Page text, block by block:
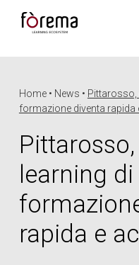
Home • News • Pittarosso,
formazione diventa rapida
learning
rapida e